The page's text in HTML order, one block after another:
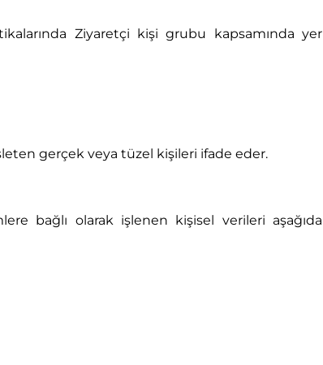
Ziyaretçi kişi grubu kapsamında yer
gerçek veya tüzel kişileri ifade eder.
bağlı olarak işlenen kişisel verileri aşağıda